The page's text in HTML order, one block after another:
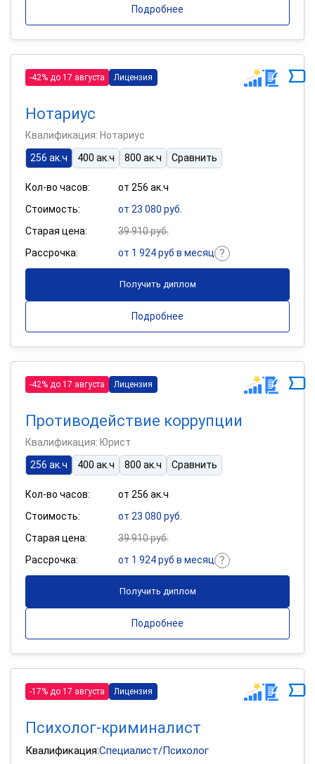
Подробнее
-42% до 17 августа Лицензия
Нотариус
Квалификация: Нотариус
256 ак.ч
400 ак.ч 800 ак.ч Сравнить
Кол-во часов:
от 256 ак.ч
Стоимость:
от 23 080 руб.
Старая цена:
39 910 руб.
Рассрочка:
от 1 924 руб в месяц
Получить диплом
Подробнее
-42% до 17 августа Лицензия
Противодействие коррупции
Квалификация: Юрист
256 ак.ч
400 ак.ч 800 ак.ч Сравнить
Кол-во часов:
от 256 ак.ч
Стоимость:
от 23 080 руб.
Старая цена:
39 910 руб.
Рассрочка:
от 1 924 руб в месяц
Получить диплом
Подробнее
-17% до 17 августа Лицензия
Психолог-криминалист
Квалификация:Специалист/Психолог